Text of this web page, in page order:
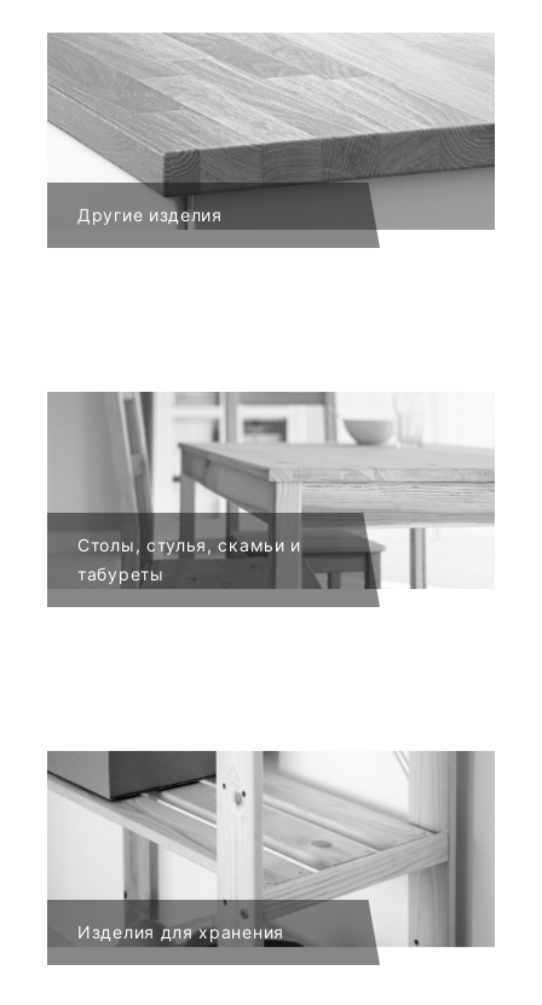
Другие изделия
Столы, стулья, скамьи и
табуреты
Изделия для хранения